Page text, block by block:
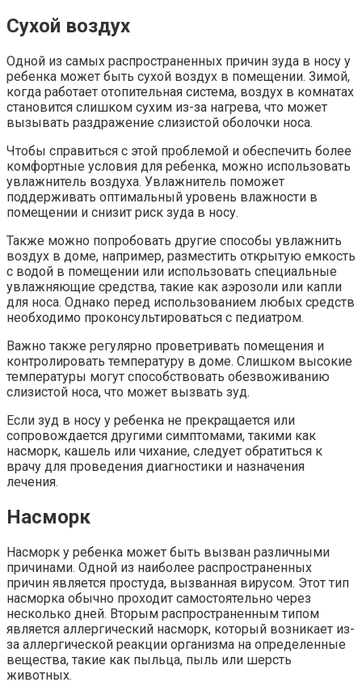
Сухой воздух
Одной из самых распространенных причин зуда в носу у
ребенка может быть сухой воздух в помещении. Зимой,
когда работает отопительная система, воздух в комнатах
становится слишком сухим из-за нагрева, что может
вызывать раздражение слизистой оболочки носа.
Чтобы справиться с этой проблемой и обеспечить более
комфортные условия для ребенка, можно использовать
увлажнитель воздуха. Увлажнитель поможет
поддерживать оптимальный уровень влажности в
помещении и снизит риск зуда в носу.
Также можно попробовать другие способы увлажнить
воздух в доме, например, разместить открытую емкость
с водой в помещении или использовать специальные
увлажняющие средства, такие как аэрозоли или капли
для носа. Однако перед использованием любых средств
необходимо проконсультироваться с педиатром.
Важно также регулярно проветривать помещения и
контролировать температуру в доме. Слишком высокие
температуры могут способствовать обезвоживанию
слизистой носа, что может вызвать зуд.
Если зуд в носу у ребенка не прекращается или
сопровождается другими симптомами, такими как
насморк, кашель или чихание, следует обратиться к
врачу для проведения диагностики и назначения
лечения.
Насморк
Насморк у ребенка может быть вызван различными
причинами. Одной из наиболее распространенных
причин является простуда, вызванная вирусом. Этот тип
насморка обычно проходит самостоятельно через
несколько дней. Вторым распространенным типом
является аллергический насморк, который возникает из-
за аллергической реакции организма на определенные
вещества, такие как пыльца, пыль или шерсть
животных.